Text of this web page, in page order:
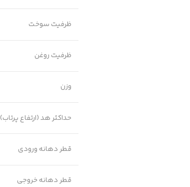
ظرفیت سوخت
ظرفیت روغن
وزن
حداکثر هد (ارتفاع پرتاب)
قطر دهانه ورودی
قطر دهانه خروجی